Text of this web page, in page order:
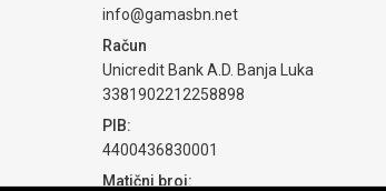
info@gamasbn.net
Račun
Unicredit Bank A.D. Banja Luka
3381902212258898
PIB:
4400436830001
Matični broj: